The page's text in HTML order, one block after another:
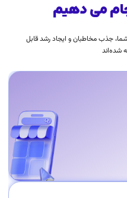
می دهیم
شما، جذب مخاطبان و ایجاد رشد قابل
شده‌اند